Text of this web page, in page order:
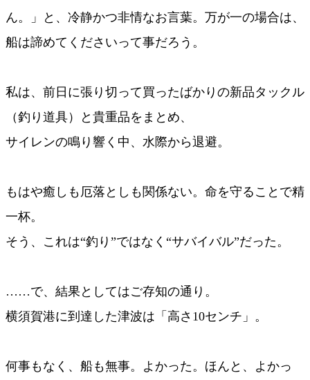
ん。」と、冷静かつ非情なお言葉。万が一の場合は、
船は諦めてくださいって事だろう。
私は、前日に張り切って買ったばかりの新品タックル
（釣り道具）と貴重品をまとめ、
サイレンの鳴り響く中、水際から退避。
もはや癒しも厄落としも関係ない。命を守ることで精
一杯。
そう、これは“釣り”ではなく“サバイバル”だった。
……で、結果としてはご存知の通り。
横須賀港に到達した津波は「高さ10センチ」。
何事もなく、船も無事。よかった。ほんと、よかっ